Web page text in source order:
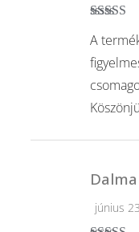
5
A
Dalma
június